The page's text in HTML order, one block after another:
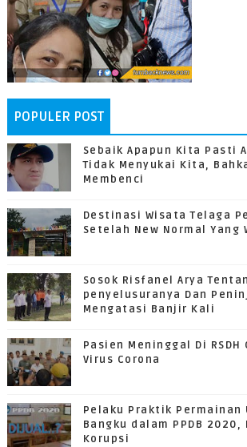
POPULER POST
Sebaik Apapun Kita Pasti
Tidak Menyukai Kita,
Membenci
Destinasi Wisata Telaga
Setelah New Normal Yang
Sosok Risfanel Arya
penyelusuranya Dan
Mengatasi Banjir Kali
Pasien Meninggal Di
Virus Corona
Pelaku Praktik Permainan
Bangku dalam PPDB
Korupsi